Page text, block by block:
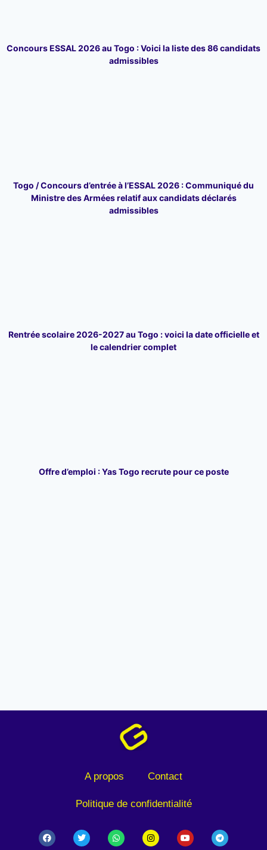
Concours ESSAL 2026 au Togo : Voici la liste des 86 candidats
admissibles
Togo / Concours d’entrée à l’ESSAL 2026 : Communiqué du
Ministre des Armées relatif aux candidats déclarés
admissibles
Rentrée scolaire 2026-2027 au Togo : voici la date officielle et
le calendrier complet
Offre d’emploi : Yas Togo recrute pour ce poste
A propos Contact
Politique de confidentialité